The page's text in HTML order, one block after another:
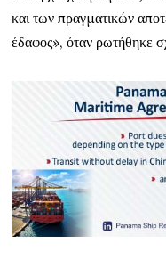
και των πραγματικών
έδαφος», όταν ρωτήθηκε